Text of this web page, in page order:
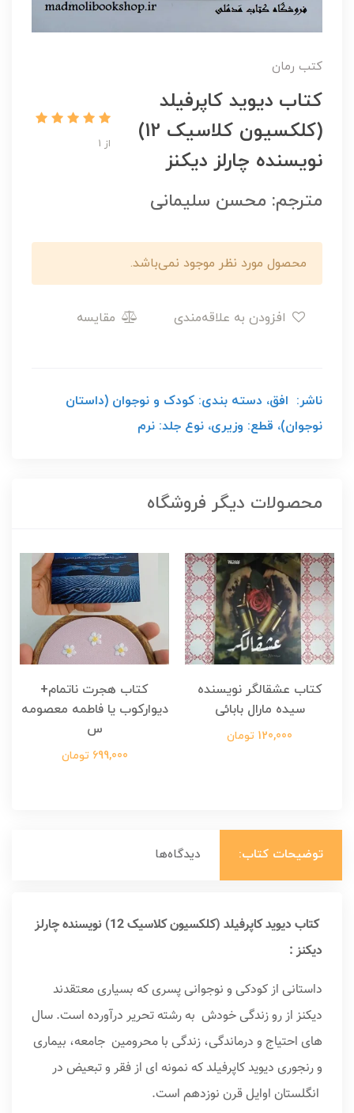
کتب رمان
کتاب دیوید کاپرفیلد
(کلکسیون کلاسیک 12)
نویسنده چارلز دیکنز
از 1
مترجم: محسن سلیمانی
محصول مورد نظر موجود نمی‌باشد.
مقایسه
ناشر: افق، دسته بندی: کودک و نوجوان (داستان
نوجوان)، قطع: وزیری، نوع جلد: نرم
محصولات دیگر فروشگاه
کتاب عشقالگر نویسنده
سیده مارال بابائی
120,000 تومان
کتاب هجرت ناتمام+
دیوارکوب یا فاطمه معصومه
س
699,000 تومان
توضیحات کتاب: دیدگاه‌ها
کتاب دیوید کاپرفیلد (کلکسیون کلاسیک 12) نویسنده چارلز
دیکنز :
داستانی از کودکی و نوجوانی پسری که بسیاری معتقدند
دیکنز از رو زندگی خودش به رشته تحریر درآورده است. سال
های احتیاج و درماندگی، زندگی با محرومین جامعه، بیماری
و رنجوری دیوید کاپرفیلد که نمونه ای از فقر و تبعیض در
انگلستان اوایل قرن نوزدهم است.